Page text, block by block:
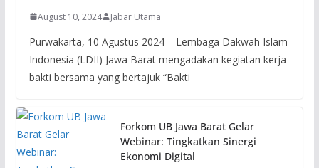
August 10, 2024 Jabar Utama
Purwakarta, 10 Agustus 2024 – Lembaga Dakwah Islam
Indonesia (LDII) Jawa Barat mengadakan kegiatan kerja
bakti bersama yang bertajuk “Bakti
Forkom UB Jawa Barat Gelar
Webinar: Tingkatkan Sinergi
Ekonomi Digital